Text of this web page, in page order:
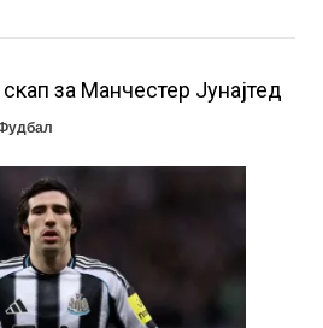
за Манчестер Јунајтед